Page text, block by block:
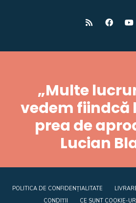
„Multe
vedem fiindcă
prea de
Lucian
POLITICA DE CONFIDENȚIALITATE
CONDIȚII
CE SUNT COOKIE-